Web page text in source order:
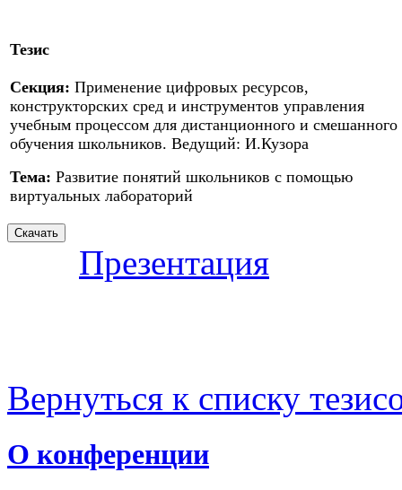
Тезис
Секция: Применение цифровых ресурсов,
конструкторских сред и инструментов управления
учебным процессом для дистанционного и смешанного
обучения школьников. Ведущий: И.Кузора
Тема: Развитие понятий школьников с помощью
виртуальных лабораторий
Презентация
Вернуться к списку
О конференции